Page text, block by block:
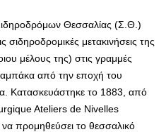
Θεσσαλίας (Σ.Θ.)
σιδηροδρομικές μετακινήσεις της
μέλους της) στις γραμμές
από την εποχή του
Κατασκευάστηκε το 1883, από
Ateliers de Nivelles
προμηθεύσει το θεσσαλικό